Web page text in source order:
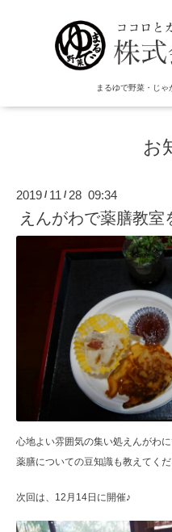
まるゆで野菜・じゃ
お
2019 / 11 / 28 09:34
えんがわで薬膳教室
心地よい雰囲気の集い処えんがわ
薬膳についての豆知識も教えてく
次回は、12月14日に開催♪